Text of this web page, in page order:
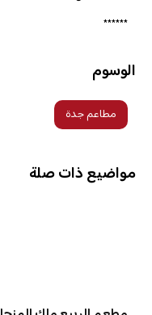
******
الوسوم
مطاعم جدة
مواضيع ذات صلة